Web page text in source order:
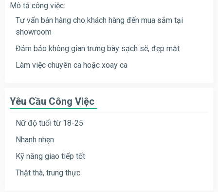
Mô tả công việc:
Tư vấn bán hàng cho khách hàng đến mua sắm tại
showroom
Đảm bảo không gian trưng bày sạch sẽ, đẹp mắt
Làm việc chuyên ca hoặc xoay ca
Yêu Cầu Công Việc
Nữ độ tuổi từ 18-25
Nhanh nhẹn
Kỹ năng giao tiếp tốt
Thật thà, trung thực